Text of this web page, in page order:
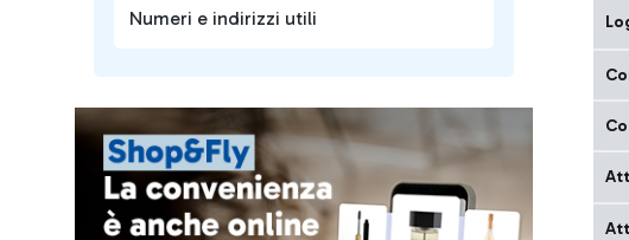
Numeri e indirizzi utili